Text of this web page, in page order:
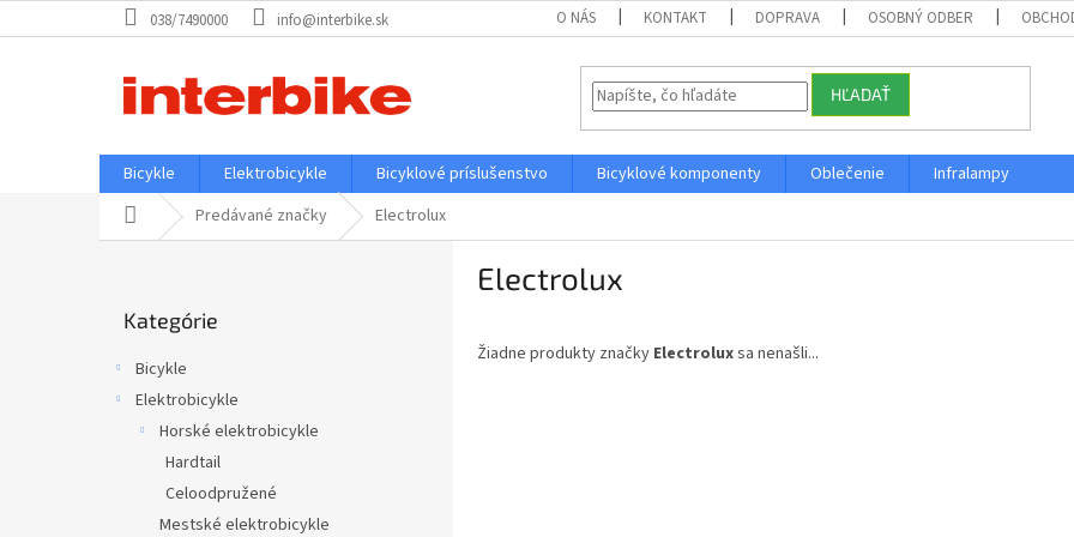
na
038/7490000 info@interbike.sk O NÁS KONTAKT DOPRAVA OSOBNÝ ODBER
HĽADAŤ
Bicykle Elektrobicykle Bicyklové príslušenstvo Bicyklové komponenty Oblečenie
Infralampy
DomovPredávané značky Electrolux
kategórie
Kategórie
Bicykle
Elektrobicykle
Horské elektrobicykle
Hardtail
Celoodpružené
Mestské elektrobicykle
Electrolux
Žiadne produkty značky Electroluxsa nenašli...